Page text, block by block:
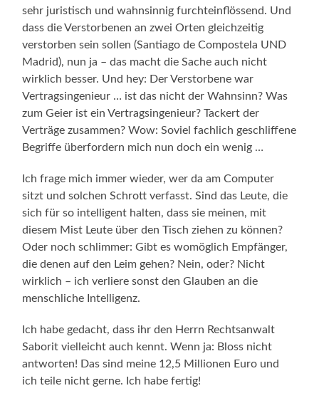
sehr juristisch und wahnsinnig furchteinflössend. Und
dass die Verstorbenen an zwei Orten gleichzeitig
verstorben sein sollen (Santiago de Compostela UND
Madrid), nun ja – das macht die Sache auch nicht
wirklich besser. Und hey: Der Verstorbene war
Vertragsingenieur … ist das nicht der Wahnsinn? Was
zum Geier ist ein Vertragsingenieur? Tackert der
Verträge zusammen? Wow: Soviel fachlich geschliffene
Begriffe überfordern mich nun doch ein wenig …
Ich frage mich immer wieder, wer da am Computer
sitzt und solchen Schrott verfasst. Sind das Leute, die
sich für so intelligent halten, dass sie meinen, mit
diesem Mist Leute über den Tisch ziehen zu können?
Oder noch schlimmer: Gibt es womöglich Empfänger,
die denen auf den Leim gehen? Nein, oder? Nicht
wirklich – ich verliere sonst den Glauben an die
menschliche Intelligenz.
Ich habe gedacht, dass ihr den Herrn Rechtsanwalt
Saborit vielleicht auch kennt. Wenn ja: Bloss nicht
antworten! Das sind meine 12,5 Millionen Euro und
ich teile nicht gerne. Ich habe fertig!